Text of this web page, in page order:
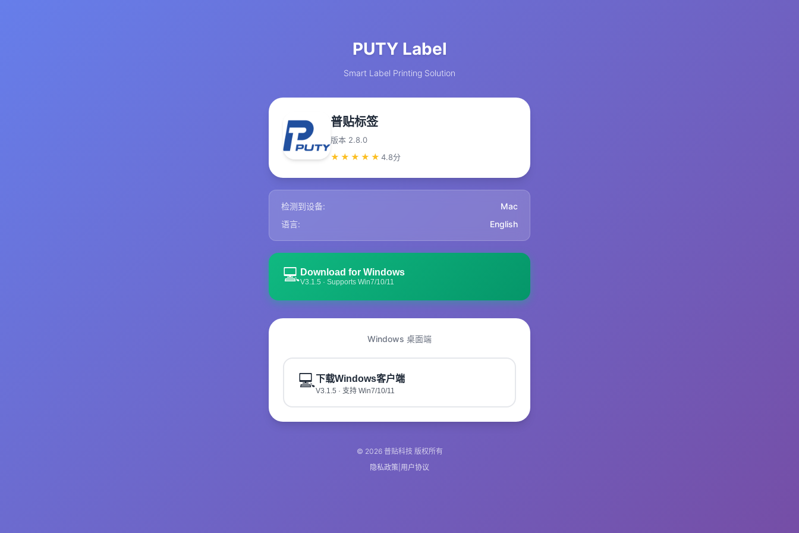
PUTY Label
Smart Label Printing Solution
普贴标签
版本 2.8.0
★★★★★ 4.8分
检测到设备:
Mac
语言:
English
💻 Download for Windows
V3.1.5 · Supports Win7/10/11
Windows 桌面端
💻下载Windows客户端
V3.1.5 · 支持 Win7/10/11
© 2026 普贴科技 版权所有
隐私政策 用户协议